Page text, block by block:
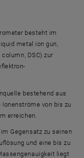
besteht im
liquid metal ion gun ,
column , DSC) zur
bestehend aus
von bis zu
erreichen.
Gegensatz zu seinen
und eine bis zu
liegt